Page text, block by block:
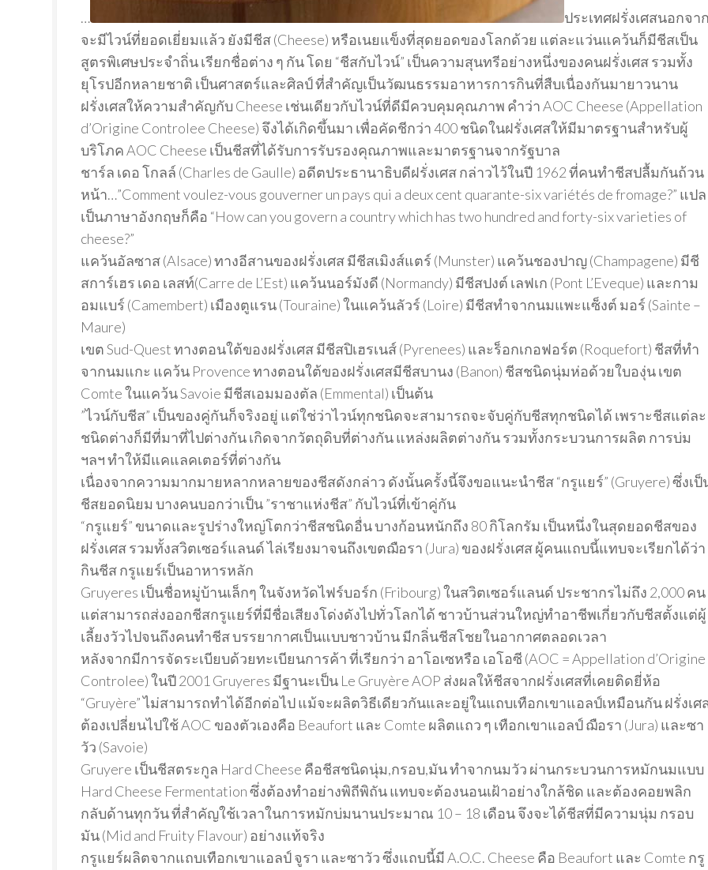
…
ประเทศฝรั่งเศสนอกจา
จะมีไวน์ที่ยอดเยี่ยมแล้ว ยังมีชีส (Cheese) หรือเนยแข็งที่สุดยอดของโลกด้วย แต่ละแว่นแคว้นก็มีชีสเป็น
สูตรพิเศษประจำถิ่น เรียกชื่อต่าง ๆ กัน โดย “ชีสกับไวน์” เป็นความสุนทรีอย่างหนึ่งของคนฝรั่งเศส รวมทั้ง
ยุโรปอีกหลายชาติ เป็นศาสตร์และศิลป์ ที่สำคัญเป็นวัฒนธรรมอาหารการกินที่สืบเนื่องกันมายาวนาน
ฝรั่งเศสให้ความสำคัญกับ Cheese เช่นเดียวกับไวน์ที่ดีมีควบคุมคุณภาพ คำว่า AOC Cheese (Appellation
d’Origine Controlee Cheese) จึงได้เกิดขึ้นมา เพื่อคัดชีกว่า 400 ชนิดในฝรั่งเศสให้มีมาตรฐานสำหรับผู้
บริโภค AOC Cheese เป็นชีสที่ได้รับการรับรองคุณภาพและมาตรฐานจากรัฐบาล
ชาร์ล เดอ โกลล์ (Charles de Gaulle) อดีตประธานาธิบดีฝรั่งเศส กล่าวไว้ในปี 1962 ที่คนทำชีสปลื้มกันถ้วน
หน้า…”Comment voulez-vous gouverner un pays qui a deux cent quarante-six variétés de fromage?” แปล
เป็นภาษาอังกฤษก็คือ “How can you govern a country which has two hundred and forty-six varieties of
cheese?”
แคว้นอัลซาส (Alsace) ทางอีสานของฝรั่งเศส มีชีสเมิงส์แตร์ (Munster) แคว้นชองปาญ (Champagene) มีชี
สการ์เฮร เดอ เลสท์(Carre de L’Est) แคว้นนอร์มังดี (Normandy) มีชีสปงต์ เลฟเก (Pont L’Eveque) และกาม
อมแบร์ (Camembert) เมืองตูแรน (Touraine) ในแคว้นลัวร์ (Loire) มีชีสทำจากนมแพะแซ็งต์ มอร์ (Sainte –
Maure)
เขต Sud-Quest ทางตอนใต้ของฝรั่งเศส มีชีสปิเฮรเนส์ (Pyrenees) และร็อกเกอฟอร์ต (Roquefort) ชีสที่ทำ
จากนมแกะ แคว้น Provence ทางตอนใต้ของฝรั่งเศสมีชีสบานง (Banon) ชีสชนิดนุ่มห่อด้วยใบองุ่น เขต
Comte ในแคว้น Savoie มีชีสเอมมองตัล (Emmental) เป็นต้น
”ไวน์กับชีส” เป็นของคู่กันก็จริงอยู่ แต่ใช่ว่าไวน์ทุกชนิดจะสามารถจะจับคู่กับชีสทุกชนิดได้ เพราะชีสแต่ละ
ชนิดต่างก็มีที่มาที่ไปต่างกัน เกิดจากวัตถุดิบที่ต่างกัน แหล่งผลิตต่างกัน รวมทั้งกระบวนการผลิต การบ่ม
ฯลฯ ทำให้มีแคแลคเตอร์ที่ต่างกัน
เนื่องจากความมากมายหลากหลายของชีสดังกล่าว ดังนั้นครั้งนี้จึงขอแนะนำชีส “กรูแยร์” (Gruyere) ซึ่งเป็
ชีสยอดนิยม บางคนบอกว่าเป็น ”ราชาแห่งชีส” กับไวน์ที่เข้าคู่กัน
“กรูแยร์” ขนาดและรูปร่างใหญ่โตกว่าชีสชนิดอื่น บางก้อนหนักถึง 80 กิโลกรัม เป็นหนึ่งในสุดยอดชีสของ
ฝรั่งเศส รวมทั้งสวิตเซอร์แลนด์ ไล่เรียงมาจนถึงเขตฌือรา (Jura) ของฝรั่งเศส ผู้คนแถบนี้แทบจะเรียกได้ว่า
กินชีส กรูแยร์เป็นอาหารหลัก
Gruyeres เป็นชื่อหมู่บ้านเล็กๆ ในจังหวัดไฟร์บอร์ก (Fribourg) ในสวิตเซอร์แลนด์ ประชากรไม่ถึง 2,000 คน
แต่สามารถส่งออกชีสกรูแยร์ที่มีชื่อเสียงโด่งดังไปทั่วโลกได้ ชาวบ้านส่วนใหญ่ทำอาชีพเกี่ยวกับชีสตั้งแต่ผู้
เลี้ยงวัวไปจนถึงคนทำชีส บรรยากาศเป็นแบบชาวบ้าน มีกลิ่นชีสโชยในอากาศตลอดเวลา
หลังจากมีการจัดระเบียบด้วยทะเบียนการค้า ที่เรียกว่า อาโอเซหรือ เอโอซี (AOC = Appellation d’Origine
Controlee) ในปี 2001 Gruyeres มีฐานะเป็น Le Gruyère AOP ส่งผลให้ชีสจากฝรั่งเศสที่เคยติดยี่ห้อ
“Gruyère” ไม่สามารถทำได้อีกต่อไป แม้จะผลิตวิธีเดียวกันและอยู่ในแถบเทือกเขาแอลป์เหมือนกัน ฝรั่งเศ
ต้องเปลี่ยนไปใช้ AOC ของตัวเองคือ Beaufort และ Comte ผลิตแถว ๆ เทือกเขาแอลป์ ฌือรา (Jura) และซา
วัว (Savoie)
Gruyere เป็นชีสตระกูล Hard Cheese คือชีสชนิดนุ่ม,กรอบ,มัน ทำจากนมวัว ผ่านกระบวนการหมักนมแบบ
Hard Cheese Fermentation ซึ่งต้องทำอย่างพิถีพิถัน แทบจะต้องนอนเฝ้าอย่างใกล้ชิด และต้องคอยพลิก
กลับด้านทุกวัน ที่สำคัญใช้เวลาในการหมักบ่มนานประมาณ 10 – 18 เดือน จึงจะได้ชีสที่มีความนุ่ม กรอบ
มัน (Mid and Fruity Flavour) อย่างแท้จริง
กรูแยร์ผลิตจากแถบเทือกเขาแอลป์ จูรา และซาวัว ซึ่งแถบนี้มี A.O.C. Cheese คือ Beaufort และ Comte กรู